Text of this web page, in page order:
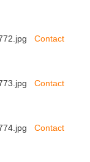
Contact
Contact
Contact